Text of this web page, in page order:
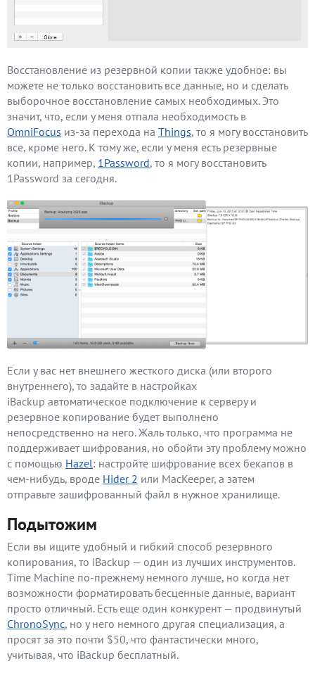
Восстановление из резервной копии также удобное: вы
можете не только восстановить все данные, но и сделать
выборочное восстановление самых необходимых. Это
значит, что, если у меня отпала необходимость в
OmniFocus из-за перехода на Things, то я могу восстановить
все, кроме него. К тому же, если у меня есть резервные
копии, например, 1Password, то я могу восстановить
1Password за сегодня.
Если у вас нет внешнего жесткого диска (или второго
внутреннего), то задайте в настройках
iBackup автоматическое подключение к серверу и
резервное копирование будет выполнено
непосредственно на него. Жаль только, что программа не
поддерживает шифрования, но обойти эту проблему можно
с помощью Hazel: настройте шифрование всех бекапов в
чем-нибудь, вроде Hider 2 или MacKeeper, а затем
отправьте зашифрованный файл в нужное хранилище.
Подытожим
Если вы ищите удобный и гибкий способ резервного
копирования, то iBackup — один из лучших инструментов.
Time Machine по-прежнему немного лучше, но когда нет
возможности форматировать бесценные данные, вариант
просто отличный. Есть еще один конкурент — продвинутый
ChronoSync, но у него немного другая специализация, а
просят за это почти $50, что фантастически много,
учитывая, что iBackup бесплатный.